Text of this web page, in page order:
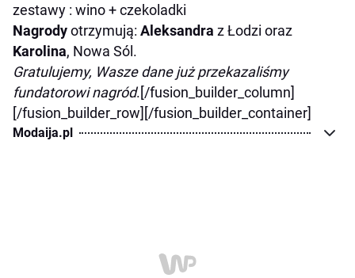
zestawy : wino + czekoladki
Nagrodyotrzymują: Aleksandra z Łodzi oraz
Karolina, Nowa Sól.
Gratulujemy, Wasze dane już przekazaliśmy
fundatorowi nagród.[/fusion_builder_column]
[/fusion_builder_row][/fusion_builder_container]
Modaija.pl